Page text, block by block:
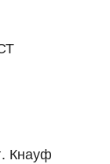
Кнауф